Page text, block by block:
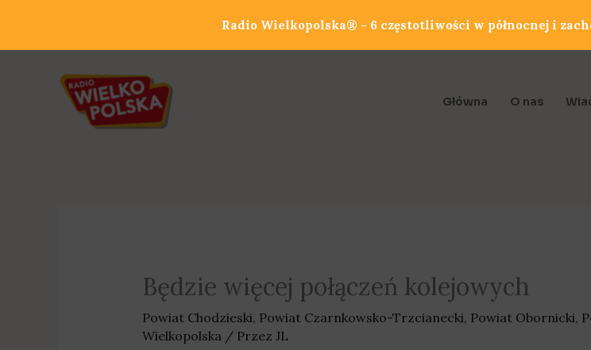
Główna O nas
Będzie więcej połączeń kolejowych
Powiat Chodzieski, Powiat Czarnkowsko-Trzcianecki, Powiat Obornicki,
Wielkopolska / Przez JL
Radio Wielkopolska® - 6 częstotliwości w północnej i